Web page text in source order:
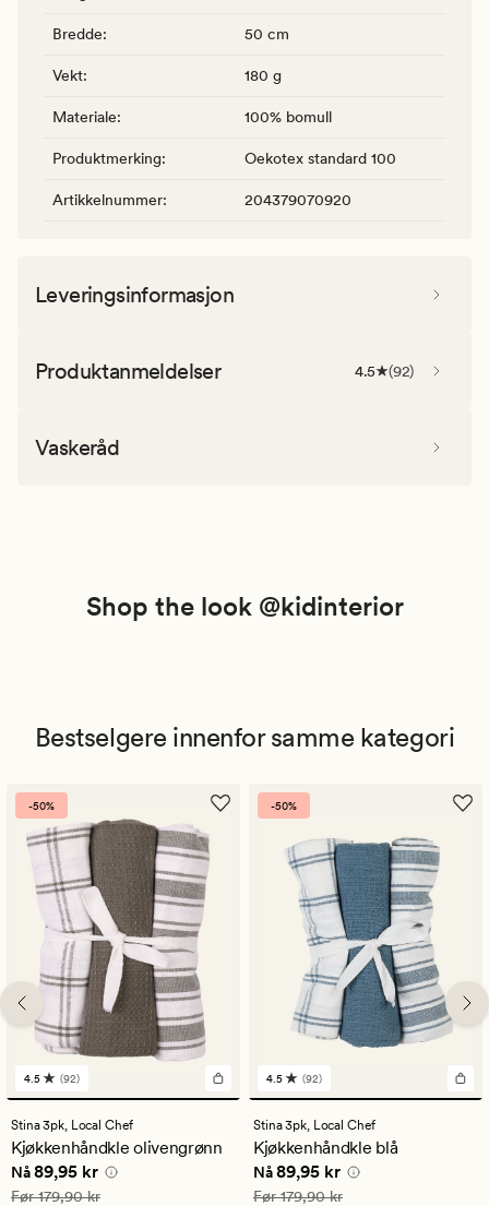
Bredde: 50 cm
Vekt: 180 g
Materiale: 100% bomull
Produktmerking: Oekotex standard 100
Artikkelnummer: 204379070920
Leveringsinformasjon
Produktanmeldelser 4.5 (92)
Vaskeråd
Shop the look @kidinterior
Bestselgere innenfor samme kategori
-50%
92
anmeldelser
med
en
gjennomsnittlig
vurdering
på
4.5 (92)
Stina 3pk, Local Chef
Kjøkkenhåndkle olivengrønn
Nåværende pris
Nå89,95 kr
Vanlig pris 179,90 kr
Før179,90 kr
-50%
92
anmeldelser
med
en
gjennomsnittlig
vurdering
på
4.5 (92)
Stina 3pk, Local Chef
Kjøkkenhåndkle blå
Nåværende pris
Nå89,95 kr
Vanlig pris 179,90 kr
Før179,90 kr